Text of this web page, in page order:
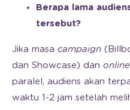
Berapa lama
tersebut?
Jika masa campaign
dan Showcase) dan
paralel, audiens akan
waktu 1-2 jam setelah